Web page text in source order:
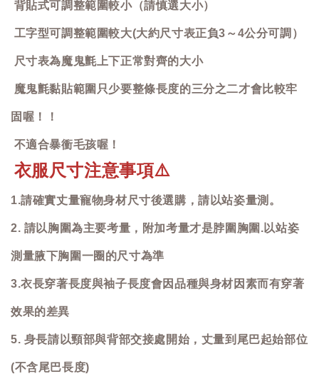
背貼式可調整範圍較小（請慎選大小）
工字型可調整範圍較大(大約尺寸表正負3～4公分可調）
尺寸表為魔鬼氈上下正常對齊的大小
魔鬼氈黏貼範圍只少要整條長度的三分之二才會比較牢
固喔！！
不適合暴衝毛孩喔！
衣服尺寸注意事項⚠️
1.請確實丈量寵物身材尺寸後選購，請以站姿量測。
2. 請以胸圍為主要考量，附加考量才是脖圍胸圍.以站姿
測量腋下胸圍一圈的尺寸為準
3.衣長穿著長度與袖子長度會因品種與身材因素而有穿著
效果的差異
5. 身長請以頸部與背部交接處開始，丈量到尾巴起始部位
(不含尾巴長度)